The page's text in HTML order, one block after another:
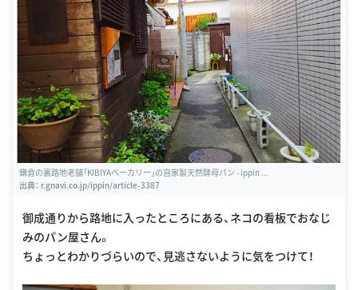
鎌倉の裏路地老舗「KIBIYAベーカリー」の自家製天然酵母パン - ippin ...
出典： r.gnavi.co.jp/ippin/article-3387
御成通りから路地に入ったところにある、ネコの看板でおなじ
みのパン屋さん。
ちょっとわかりづらいので、見逃さないように気をつけて！